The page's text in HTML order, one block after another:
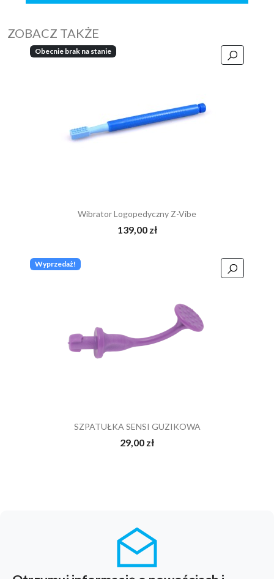
ZOBACZ TAKŻE
Wibrator Logopedyczny Z-Vibe
139,00 zł
Obecnie brak na stanie
SZPATUŁKA SENSI GUZIKOWA
29,00 zł
Wyprzedaż!